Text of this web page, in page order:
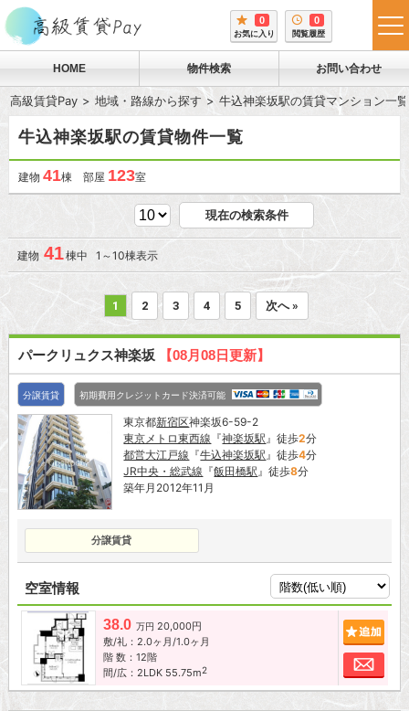
0
お気に入り
0
閲覧履歴
HOME 物件検索 お問い合わせ
高級賃貸Pay 地域・路線から探す 牛込神楽坂駅の賃貸マンション一
牛込神楽坂駅の賃貸物件一覧
建物 41棟 部屋 123室
現在の検索条件
建物 41棟中 1～10棟表示
1 2 3 4 5 次へ »
パークリュクス神楽坂 【08月08日更新】
分譲賃貸 初期費用クレジットカード決済可能
東京都新宿区神楽坂6-59-2
東京メトロ東西線 『神楽坂駅』徒歩2分
都営大江戸線 『牛込神楽坂駅』徒歩4分
JR中央・総武線 『飯田橋駅』徒歩8分
築年月2012年11月
分譲賃貸
空室情報
38.0 万円 20,000円
敷/礼：2.0ヶ月/1.0ヶ月
階 数：12階
間/広：2LDK 55.75m2
お